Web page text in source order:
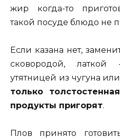
жир когда-то
такой посуде блюдо не
Если казана нет,
сковородой,
утятницей из чугуна
только
продукты пригорят.
Плов принято